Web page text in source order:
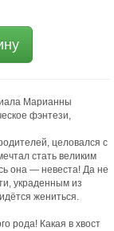
Марианны
фэнтези,
целовался с
стать великим
она — невеста! Да не
украденным из
жениться.
рода! Какая в хвост